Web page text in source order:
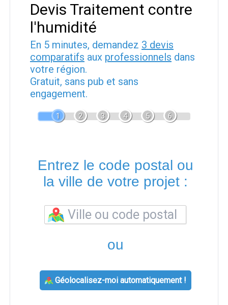
Devis Traitement contre
l'humidité
En 5 minutes, demandez 3 devis
comparatifs aux professionnels dans
votre région.
Gratuit, sans pub et sans
engagement.
1 2 3 4 5 6
Entrez le code postal ou
la ville de votre projet :
ou
Géolocalisez-moi automatiquement !